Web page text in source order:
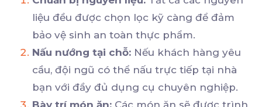
liệu đều được chọn lọc kỹ càng để đảm
bảo vệ sinh an toàn thực phẩm.
Nấu nướng tại chỗ: Nếu khách hàng yêu
cầu, đội ngũ có thể nấu trực tiếp tại nhà
bạn với đầy đủ dụng cụ chuyên nghiệp.